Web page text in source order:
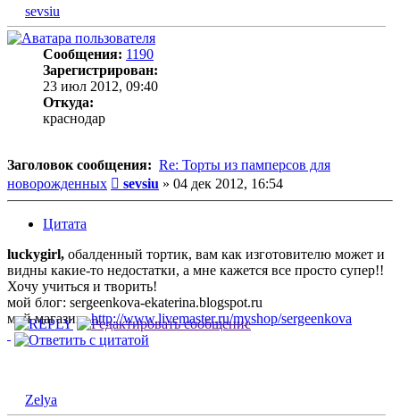
sevsiu
Сообщения: 1190
Зарегистрирован:
23 июл 2012, 09:40
Откуда:
краснодар
Заголовок сообщения: Re: Торты из памперсов для
новорожденных
Сообщение
sevsiu » 04 дек 2012, 16:54
Цитата
luckygirl, обалденный тортик, вам как изготовителю может и
видны какие-то недостатки, а мне кажется все просто супер!!
Хочу учиться и творить!
мой блог: sergeenkova-ekaterina.blogspot.ru
мой магазин:http://www.livemaster.ru/myshop/sergeenkova
Zelya